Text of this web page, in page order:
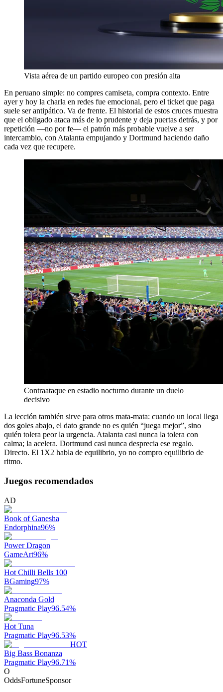
Vista aérea de un partido europeo con presión alta
En peruano simple: no compres camiseta, compra contexto. Entre
ayer y hoy la charla en redes fue emocional, pero el ticket que paga
suele ser antipático. Va de frente. El historial de estos cruces muestra
que el obligado ataca más de lo prudente y deja puertas detrás, y por
repetición —no por fe— el patrón más probable vuelve a ser
intercambio, con Atalanta empujando y Dortmund haciendo daño
cada vez que recupere.
Contraataque en estadio nocturno durante un duelo
decisivo
La lección también sirve para otros mata-mata: cuando un local llega
dos goles abajo, el dato grande no es quién “juega mejor”, sino
quién tolera peor la urgencia. Atalanta casi nunca la tolera con
calma; la acelera. Dortmund casi nunca desprecia ese regalo.
Directo. El 1X2 habla de equilibrio, yo no compro equilibrio de
ritmo.
Juegos recomendados
AD
Book of Ganesha
Endorphina96%
Power Dragon
GameArt96%
Hot Chilli Bells 100
BGaming97%
Anaconda Gold
Pragmatic Play96.54%
Hot Tuna
Pragmatic Play96.53%
HOT
Big Bass Bonanza
Pragmatic Play96.71%
O
OddsFortuneSponsor